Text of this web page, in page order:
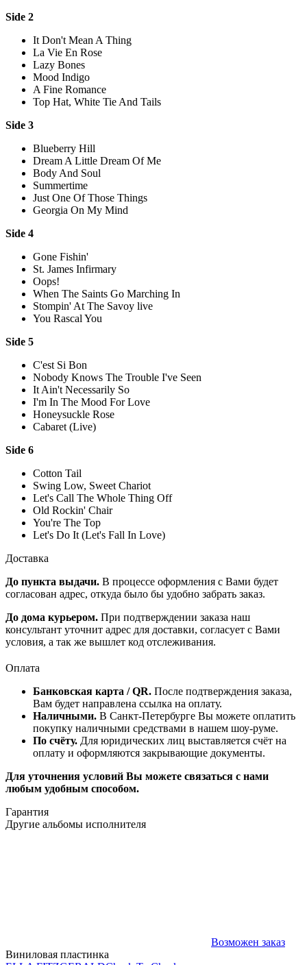
Side 2
It Don't Mean A Thing
La Vie En Rose
Lazy Bones
Mood Indigo
A Fine Romance
Top Hat, White Tie And Tails
Side 3
Blueberry Hill
Dream A Little Dream Of Me
Body And Soul
Summertime
Just One Of Those Things
Georgia On My Mind
Side 4
Gone Fishin'
St. James Infirmary
Oops!
When The Saints Go Marching In
Stompin' At The Savoy live
You Rascal You
Side 5
C'est Si Bon
Nobody Knows The Trouble I've Seen
It Ain't Necessarily So
I'm In The Mood For Love
Honeysuckle Rose
Cabaret (Live)
Side 6
Cotton Tail
Swing Low, Sweet Chariot
Let's Call The Whole Thing Off
Old Rockin' Chair
You're The Top
Let's Do It (Let's Fall In Love)
Доставка
До пункта выдачи. В процессе оформления с Вами будет
согласован адрес, откуда было бы удобно забрать заказ.
До дома курьером. При подтверждении заказа наш
консультант уточнит адрес для доставки, согласует с Вами
условия, а так же вышлет код отслеживания.
Оплата
Банковская карта / QR. После подтверждения заказа,
Вам будет направлена ссылка на оплату.
Наличными. В Санкт-Петербурге Вы можете оплатить
покупку наличными средствами в нашем шоу-руме.
По счёту. Для юридических лиц выставляется счёт на
оплату и оформляются закрывающие документы.
Для уточнения условий Вы можете связаться с нами
любым удобным способом.
Гарантия
Другие альбомы исполнителя
Возможен заказ
Виниловая пластинка